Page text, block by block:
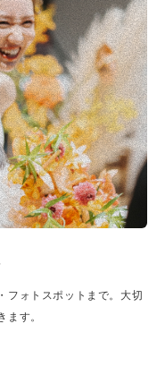
フォトスポットまで。大切
ます。